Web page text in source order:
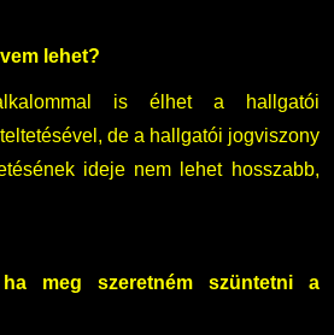
lehet?
is élhet a hallgatói
de a hallgatói jogviszony
ideje nem lehet hosszabb,
meg szeretném szüntetni a